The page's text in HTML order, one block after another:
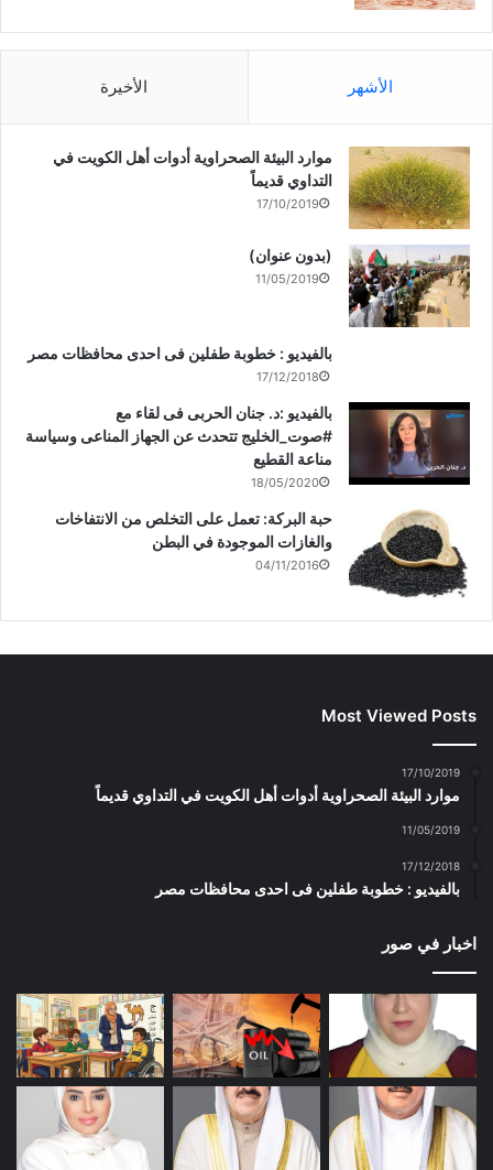
الأشهر الأخيرة
موارد البيئة الصحراوية أدوات أهل الكويت في
التداوي قديماً
17/10/2019
(بدون عنوان)
11/05/2019
بالفيديو : خطوبة طفلين فى احدى محافظات مصر
17/12/2018
بالفيديو :د. جنان الحربى فى لقاء مع
#صوت_الخليج تتحدث عن الجهاز المناعى وسياسة
مناعة القطيع
18/05/2020
حبة البركة: تعمل على التخلص من الانتفاخات
والغازات الموجودة في البطن
04/11/2016
Most Viewed Posts
17/10/2019
موارد البيئة الصحراوية أدوات أهل الكويت في التداوي قديماً
11/05/2019
17/12/2018
بالفيديو : خطوبة طفلين فى احدى محافظات مصر
اخبار في صور